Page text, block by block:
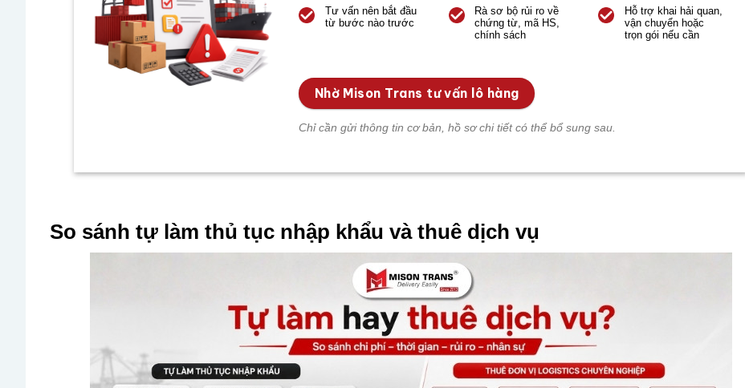
Tư vấn nên bắt đầu
từ bước nào trước
Rà sơ bộ rủi ro về
chứng từ, mã HS,
chính sách
Hỗ trợ khai hải quan,
vận chuyển hoặc
trọn gói nếu cần
Nhờ Mison Trans tư vấn lô hàng
Chỉ cần gửi thông tin cơ bản, hồ sơ chi tiết có thể bổ sung sau.
So sánh tự làm thủ tục nhập khẩu và thuê dịch vụ